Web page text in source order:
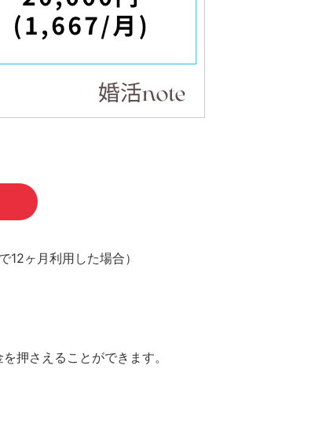
ヶ月利用した場合）
押さえることができます。